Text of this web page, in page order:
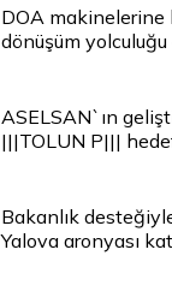
DOA makinelerine
dönüşüm
ASELSAN`ın
|||TOLUN P|||
Bakanlık
Yalova aronyası